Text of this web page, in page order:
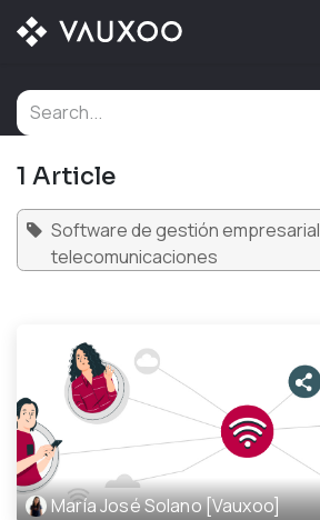
Skip to Content
1 Article
Software de gestión empresarial
telecomunicaciones
María José Solano [Vauxoo]